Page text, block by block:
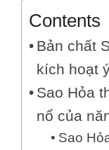
Contents
Bản chất
kích hoạt
Sao Hỏa
nổ của
Sao